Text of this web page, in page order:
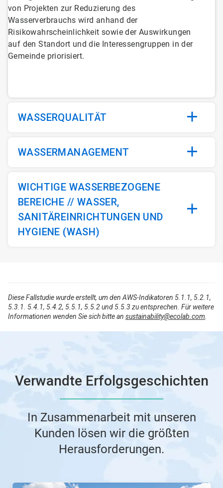
von Projekten zur Reduzierung des
Wasserverbrauchs wird anhand der
Risikowahrscheinlichkeit sowie der Auswirkungen
auf den Standort und die Interessengruppen in der
Gemeinde priorisiert.
WASSERQUALITÄT
WASSERMANAGEMENT
WICHTIGE WASSERBEZOGENE
BEREICHE // WASSER,
SANITÄREINRICHTUNGEN UND
HYGIENE (WASH)
Diese Fallstudie wurde erstellt, um den AWS-Indikatoren 5.1.1, 5.2.1,
5.3.1. 5.4.1, 5.4.2, 5.5.1, 5.5.2 und 5.5.3 zu entsprechen. Für weitere
Informationen wenden Sie sich bitte an sustainability@ecolab.com.
Verwandte Erfolgsgeschichten
In Zusammenarbeit mit unseren
Kunden lösen wir die größten
Herausforderungen.
Dies